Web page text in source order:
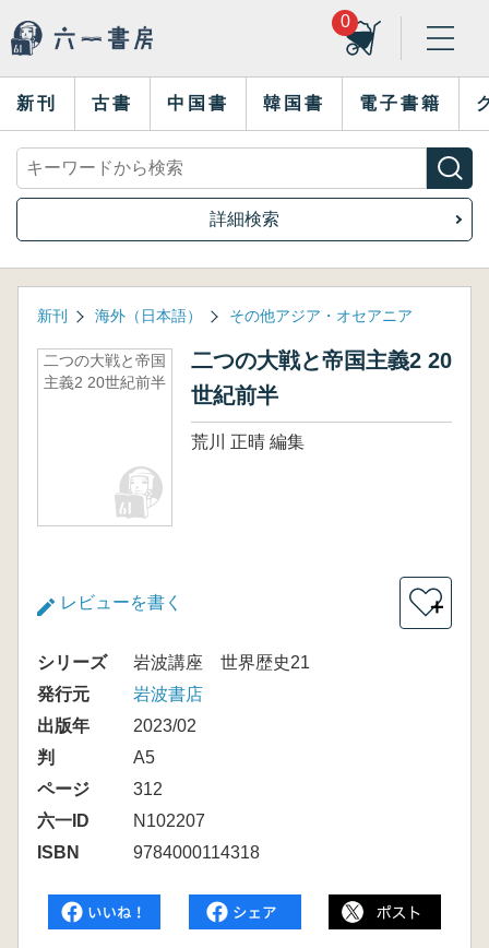
0
新刊 古書 中国書 韓国書 電子書籍
詳細検索
新刊 海外（日本語） その他アジア・オセアニア
二つの大戦と帝国
主義2 20世紀前半
二つの大戦と帝国主義2 20
世紀前半
荒川 正晴 編集
レビューを書く ＋
シリーズ
岩波講座 世界歴史21
発行元
岩波書店
出版年
2023/02
判
A5
ページ
312
六一ID
N102207
ISBN
9784000114318